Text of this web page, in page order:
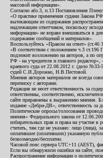
массовой информации».
Согласно абз.3, п.13 Постановления
«О практике применения судами Закона
вытекающим из содержания
надлежащим ответчиком, поскольку
информации» не вправе вмешиваться в
содержание сообщений и материалов».
Воспользуйтесь «Правом на ответ»
«В соответствии с положением ч.3
подлежит возложению на авторов, а по
РФ - на учредителя и главного редактор»,
краевого суда от 22.08.2012 г. (дело
судей С.И.Дорожко, Н.В.Пестовой.
Мнения авторов материалов не всегда
переписку с авторами.
Редакция не несет ответственность за
ответственны, соответственно,
сайте приравнены к выражению мнения.
издание «Дебри-ДВ», ответственность за
Политические опросы/голосования
мнения» Федерального закона от
избирательных прав и права на участие в
считать, там где не указано: лицо (лица),
оплатившее (оплативших) указанную
безвозмездно/бесплатно.
Часовой пояс сервера UTC+11 (AEST),
Если вы обнаружили ошибки на сайте,
Распространение информации о